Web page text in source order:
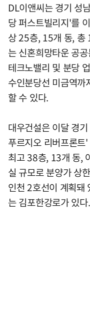
DL이앤씨는 경기 성
당 퍼스트빌리지'를
상 25층, 15개 동, 총
는 신혼희망타운 공
테크노밸리 및 분당
수인분당선 미금역
할 수 있다.
대우건설은 이달 경
푸르지오 리버프론
최고 38층, 13개 동,
실 규모로 분양가 상
인천 2호선이 계획돼
는 김포한강로가 있다.